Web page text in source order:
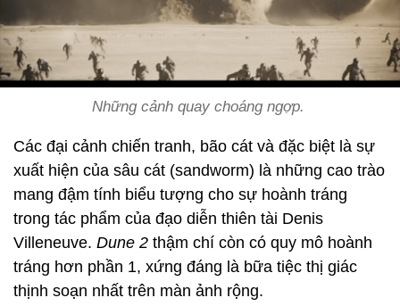
Những cảnh quay choáng ngợp.
Các đại cảnh chiến tranh, bão cát và đặc biệt là sự
xuất hiện của sâu cát (sandworm) là những cao trào
mang đậm tính biểu tượng cho sự hoành tráng
trong tác phẩm của đạo diễn thiên tài Denis
Villeneuve. Dune 2 thậm chí còn có quy mô hoành
tráng hơn phần 1, xứng đáng là bữa tiệc thị giác
thịnh soạn nhất trên màn ảnh rộng.